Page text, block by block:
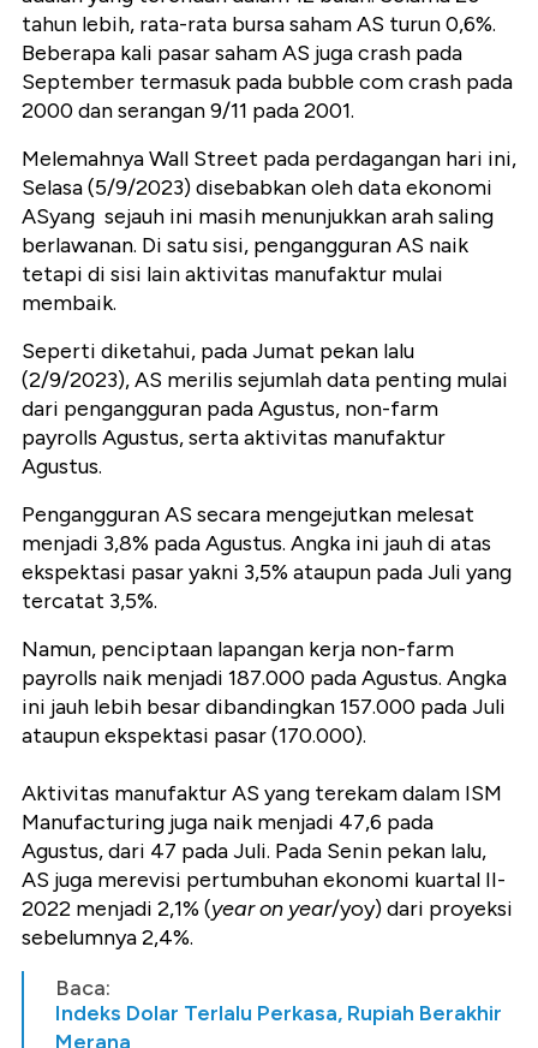
tahun lebih, rata-rata bursa saham AS turun 0,6%.
Beberapa kali pasar saham AS juga crash pada
September termasuk pada bubble com crash pada
2000 dan serangan 9/11 pada 2001.
Melemahnya Wall Street pada perdagangan hari ini,
Selasa (5/9/2023) disebabkan oleh data ekonomi
ASyang sejauh ini masih menunjukkan arah saling
berlawanan. Di satu sisi, pengangguran AS naik
tetapi di sisi lain aktivitas manufaktur mulai
membaik.
Seperti diketahui, pada Jumat pekan lalu
(2/9/2023), AS merilis sejumlah data penting mulai
dari pengangguran pada Agustus, non-farm
payrolls Agustus, serta aktivitas manufaktur
Agustus.
Pengangguran AS secara mengejutkan melesat
menjadi 3,8% pada Agustus. Angka ini jauh di atas
ekspektasi pasar yakni 3,5% ataupun pada Juli yang
tercatat 3,5%.
Namun, penciptaan lapangan kerja non-farm
payrolls naik menjadi 187.000 pada Agustus. Angka
ini jauh lebih besar dibandingkan 157.000 pada Juli
ataupun ekspektasi pasar (170.000).
Aktivitas manufaktur AS yang terekam dalam ISM
Manufacturing juga naik menjadi 47,6 pada
Agustus, dari 47 pada Juli. Pada Senin pekan lalu,
AS juga merevisi pertumbuhan ekonomi kuartal II-
2022 menjadi 2,1% (year on year/yoy) dari proyeksi
sebelumnya 2,4%.
Baca:
Indeks Dolar Terlalu Perkasa, Rupiah Berakhir
Merana